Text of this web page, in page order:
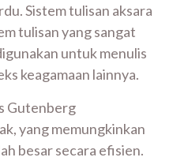
Sistem tulisan aksara
tulisan yang sangat
untuk menulis
keagamaan lainnya.
Gutenberg
yang memungkinkan
besar secara efisien.